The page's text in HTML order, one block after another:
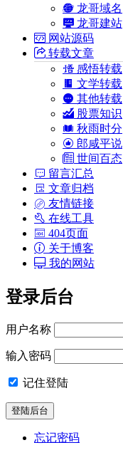
龙哥域名
龙哥建站
网站源码
转载文章
感悟转载
文学转载
其他转载
股票知识
秋雨时分
郎咸平说
世间百态
留言汇总
文章归档
友情链接
在线工具
404页面
关于博客
我的网站
登录后台
用户名称
输入密码
记住登陆
忘记密码